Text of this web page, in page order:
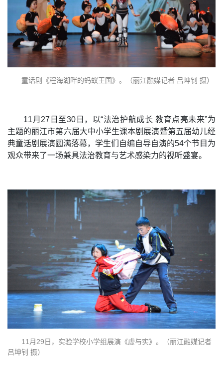
童话剧《程海湖畔的蚂蚁王国》。（丽江融媒记者 吕坤钊 摄）
11月27日至30日，以“法治护航成长 教育点亮未来”为
主题的丽江市第六届大中小学生课本剧展演暨第五届幼儿经
典童话剧展演圆满落幕，学生们自编自导自演的54个节目为
观众带来了一场兼具法治教育与艺术感染力的视听盛宴。
11月29日，实验学校小学组展演《虚与实》。（丽江融媒记者
吕坤钊 摄）